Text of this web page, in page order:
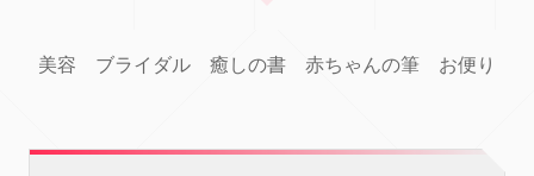
美容 ブライダル 癒しの書 赤ちゃんの筆 お便り